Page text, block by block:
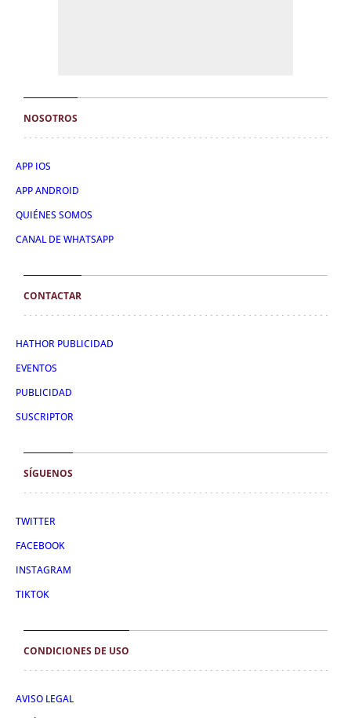
NOSOTROS
APP IOS
APP ANDROID
QUIÉNES SOMOS
CANAL DE WHATSAPP
CONTACTAR
HATHOR PUBLICIDAD
EVENTOS
PUBLICIDAD
SUSCRIPTOR
SÍGUENOS
TWITTER
FACEBOOK
INSTAGRAM
TIKTOK
CONDICIONES DE USO
AVISO LEGAL